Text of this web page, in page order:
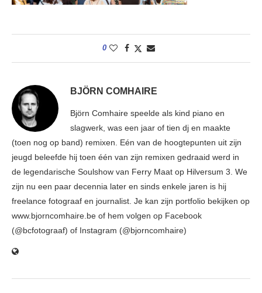
0
BJÖRN COMHAIRE
Björn Comhaire speelde als kind piano en
slagwerk, was een jaar of tien dj en maakte
(toen nog op band) remixen. Eén van de hoogtepunten uit zijn
jeugd beleefde hij toen één van zijn remixen gedraaid werd in
de legendarische Soulshow van Ferry Maat op Hilversum 3. We
zijn nu een paar decennia later en sinds enkele jaren is hij
freelance fotograaf en journalist. Je kan zijn portfolio bekijken op
www.bjorncomhaire.be of hem volgen op Facebook
(@bcfotograaf) of Instagram (@bjorncomhaire)